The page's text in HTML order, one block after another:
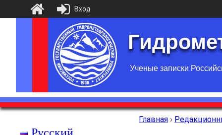
Ученые записки
Главная ›
Вход